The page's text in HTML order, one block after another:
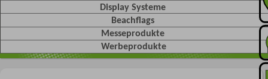
Display Systeme
Beachflags
Messeprodukte
Werbeprodukte